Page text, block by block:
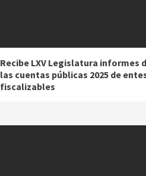
Recibe LXV Legislatura informes
las cuentas públicas 2025 de
fiscalizables